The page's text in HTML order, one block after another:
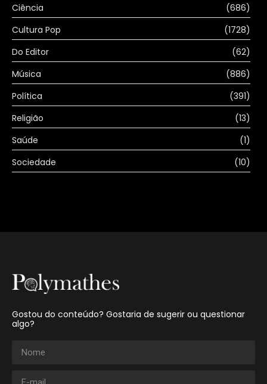
Ciência
(686)
Cultura Pop
(1728)
Do Editor
(62)
Música
(886)
Política
(391)
Religião
(13)
Saúde
(1)
Sociedade
(10)
Gostou do conteúdo? Gostaria de sugerir ou questionar
algo?